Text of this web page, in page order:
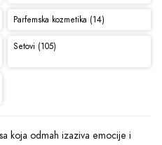
Parfemska kozmetika (14)
Setovi (105)
koja odmah izaziva emocije i